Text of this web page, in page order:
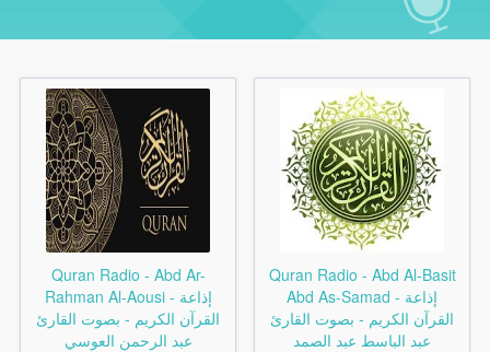
Quran Radio - Abd Ar-
Rahman Al-Aousi - إذاعة
القرآن الكريم - بصوت القارئ
عبد الرحمن العوسي
Quran Radio - Abd Al-Basit
Abd As-Samad - إذاعة
القرآن الكريم - بصوت القارئ
عبد الباسط عبد الصمد